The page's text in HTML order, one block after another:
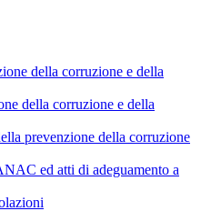
della corruzione e della
della corruzione e della
prevenzione della corruzione
ed atti di adeguamento a